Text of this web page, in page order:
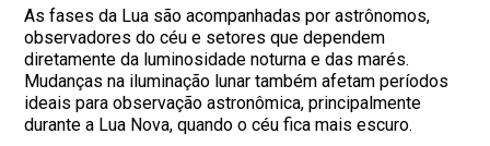
As fases da Lua são acompanhadas por astrônomos,
observadores do céu e setores que dependem
diretamente da luminosidade noturna e das marés.
Mudanças na iluminação lunar também afetam períodos
ideais para observação astronômica, principalmente
durante a Lua Nova, quando o céu fica mais escuro.